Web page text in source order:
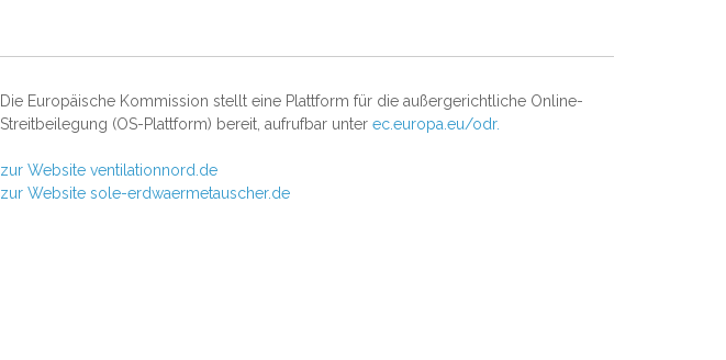
Die Europäische Kommission stellt eine Plattform für die außergerichtliche Online-
Streitbeilegung (OS-Plattform) bereit, aufrufbar unterec.europa.eu/odr.
zur Website ventilationnord.de
zur Website sole-erdwaermetauscher.de